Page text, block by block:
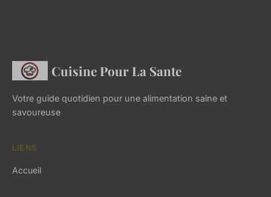
Cuisine Pour La Sante
Votre guide quotidien pour une alimentation saine et
savoureuse
LIENS
Accueil